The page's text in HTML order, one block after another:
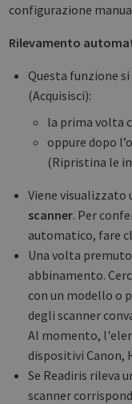
configurazione
Rilevamento
Questa funzione
(Acquisisci):
la prima volta
oppure dopo
(Ripristina le
Viene visualizzato
scanner. Per
automatico, fare
Una volta premuto
abbinamento.
con un modello o
degli scanner
Al momento,
dispositivi Canon,
Se Readiris rileva
scanner